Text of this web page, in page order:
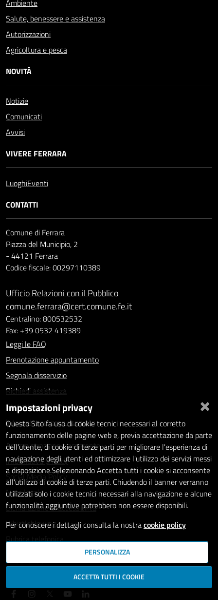
Ambiente
Salute, benessere e assistenza
Autorizzazioni
Agricoltura e pesca
NOVITÀ
Notizie
Comunicati
Avvisi
VIVERE FERRARA
LuoghiEventi
CONTATTI
Comune di Ferrara
Piazza del Municipio, 2
- 44121 Ferrara
Codice fiscale: 00297110389
Ufficio Relazioni con il Pubblico
comune.ferrara@cert.comune.fe.it
Centralino: 800532532
Fax: +39 0532 419389
Leggi le FAQ
Prenotazione appuntamento
Segnala disservizio
Richiedi assistenza
Statistiche dei Siti web
Intranet - accesso riservato
Amministrazione trasparente
Informativa privacy
Social Media Policy
Note legali
Dichiarazione di accessibilità
Whistleblowing
Rubrica telefonica
SEGUICI SU
×
Impostazioni privacy
Questo Sito fa uso di cookie tecnici necessari al corretto
funzionamento delle pagine web e, previa accettazione da parte
dell'utente, di cookie di terze parti per migliorare l'esperienza di
navigazione degli utenti ed ottimizzare l'utilizzo dei servizi messi
a disposizione.Selezionando Accetta tutti i cookie si acconsente
all'utilizzo di cookie di terze parti. Chiudendo il banner verranno
utilizzati solo i cookie tecnici necessari alla navigazione e alcune
funzionalità aggiuntive potrebbero non essere disponibili.
Per conoscere i dettagli consulta la nostracookie policy
PERSONALIZZA
ACCETTA TUTTI I COOKIE